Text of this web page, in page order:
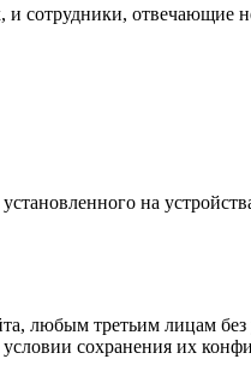
сотрудники, отвечающие
на
любым третьим лицам
сохранения их